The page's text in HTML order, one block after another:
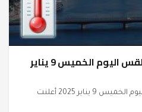
توقعات الأرصاد الجوية لطقس اليوم الخميس 9 يناير
توقعات الأرصاد الجوية لطقس اليوم الخميس 9 يناير 2025 أعلنت